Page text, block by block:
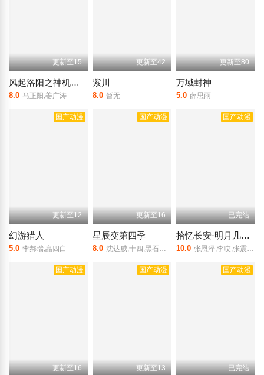
更新至15
风起洛阳之神机少年
8.0 马正阳,姜广涛
更新至42
紫川
8.0 暂无
更新至80
万域封神
5.0 薛思雨
国产动漫
更新至12
幻游猎人
5.0 李郝瑞,皛四白
国产动漫
更新至16
星辰变第四季
8.0 沈达威,十四,黑石稔,柯暮卿
国产动漫
已完结
拾忆长安·明月几时有第二季
10.0 张恩泽,李哎,张震,黎筱濛,北炎,藤新,小连杀
国产动漫
更新至16
国产动漫
更新至13
国产动漫
已完结